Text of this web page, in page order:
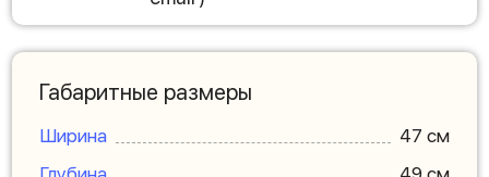
Габаритные размеры
Ширина
47 см